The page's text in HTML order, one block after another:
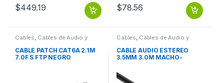
$449.19 $78.56
Cables, Cables de Audio y
CABLE PATCH CAT6A 2.1M
7.0F S FTP NEGRO
Cables, Cables de Audio y
CABLE AUDIO ESTEREO
3.5MM 3.0M MACHO-